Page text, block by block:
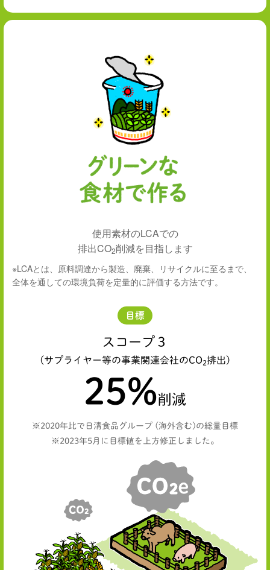
使用素材のLCAでの
排出CO2削減を目指します
※LCAとは、原料調達から製造、廃棄、リサイクルに至るまで、
全体を通しての環境負荷を定量的に評価する方法です。
目標
スコープ３
(サプライヤー等の事業関連会社のCO2排出)
25%削減
※2020年比で日清食品グループ (海外含む)の総量目標
※2023年5月に目標値を上方修正しました。